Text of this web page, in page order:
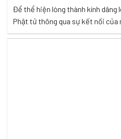
Để thể hiện lòng thành kính dâng
Phật tử thông qua sự kết nối của
tâm cúng dường tượng Phật đến